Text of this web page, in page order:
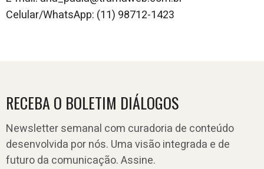
Celular/WhatsApp: (11) 98712-1423
RECEBA O BOLETIM DIÁLOGOS
Newsletter semanal com curadoria de conteúdo
desenvolvida por nós. Uma visão integrada e de
futuro da comunicação. Assine.